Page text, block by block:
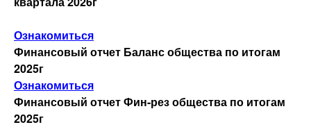
График работы
Наблюдательный совет
Вакансии
НОВОСТИ
Ознакомиться
Финансовый отчет Баланс общества по итогам
2025г
Ознакомиться
Финансовый отчет Фин-рез общества по итогам
2025г